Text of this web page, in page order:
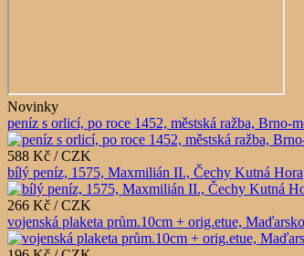
Novinky
peníz s orlicí, po roce 1452, městská ražba, Brno-
588 Kč / CZK
bílý peníz, 1575, Maxmilián II., Čechy Kutná Hora
266 Kč / CZK
vojenská plaketa prům.10cm + orig.etue, Maďarsko